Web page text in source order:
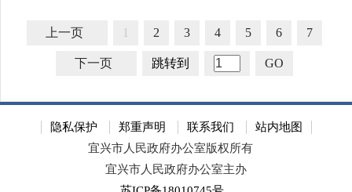
上一页 1 2 3 4 5 6 7
下一页 跳转到 GO
隐私保护 郑重声明 联系我们
站内地图
宜兴市人民政府办公室版权所有
宜兴市人民政府办公室主办